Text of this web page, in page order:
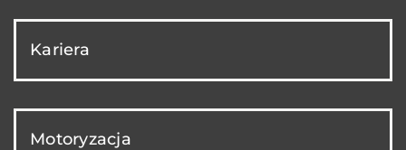
Kariera
Motoryzacja